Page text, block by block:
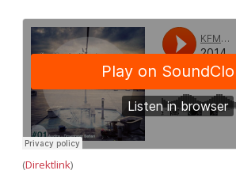
(Direktlink)